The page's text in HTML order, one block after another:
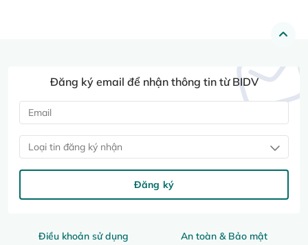
Điều khoản sử dụng
An toàn & Bảo mật
Đăng ký email để nhận thông tin từ BIDV
Loại tin đăng ký nhận
Đăng ký